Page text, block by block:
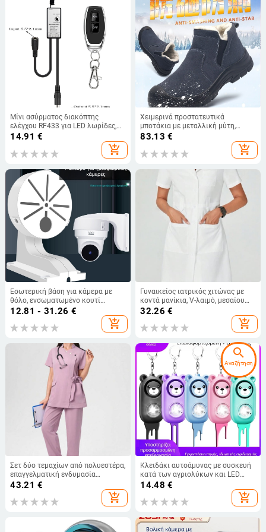
Μίνι ασύρματος διακόπτης
ελέγχου RF433 για LED λωρίδες,
3A, DC 3.6-24V, 433MHz, εμβέλεια
14.91 €
add_shopping_cart
Χειμερινά προστατευτικά
μποτάκια με μεταλλική μύτη,
σουέντ επάνω μέρος, μεσαίο ύψος,
αντίσταση στη διάτρηση και στην
κρούση
83.13 €
add_shopping_cart
Εσωτερική βάση για κάμερα με
θόλο, ενσωματωμένο κουτί
καλωδίων, πλαστικό
12.81 - 31.26 €
add_shopping_cart
Γυναικείος ιατρικός χιτώνας με
κοντά μανίκια, V-λαιμό, μεσαίου
μήκους, πολυεστερική ύφανση με
απομάκρυνση υγρασίας (95%+)
32.26 €
add_shopping_cart
Σετ δύο τεμαχίων από πολυεστέρα,
επαγγελματική ενδυμασία
ομορφιάς για σαλόνι με γιακά-
στάντ, κοντό μανίκι και μακριά
παντελόνια
43.21 €
add_shopping_cart
Κλειδάκι αυτοάμυνας με συσκευή
κατά των αγριολύκων και LED
φως, μοντέλο H2, εμβέλεια έως 50
μ (Τύπος: συσκευή κατά των
αγριολύκων; Εμβέλεια: 50 μ; Ήχος:
14.48 €
add_shopping_cart
search
Αναζήτηση